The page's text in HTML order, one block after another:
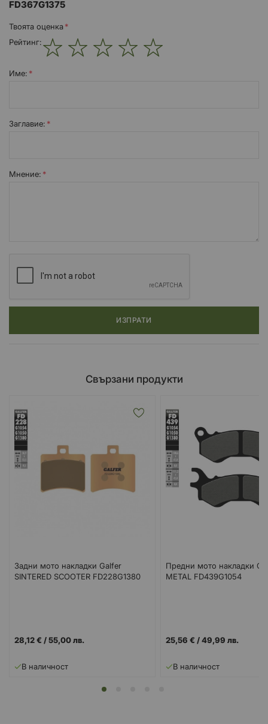
Максимална устойчивост на ефекта на избледняване.
Сертификат ECE R90 за всички съединения на накладките.
FD367G1375
Твоята оценка
Рейтинг:
Име:
Заглавиe:
Мнение:
ИЗПРАТИ
Свързани продукти
Задни мото накладки Galfer
SINTERED SCOOTER FD228G1380
28,12 € /55,00 лв.
В наличност
Предни мото накладки
METAL FD439G1054
25,56 € /49,99 лв.
В наличност